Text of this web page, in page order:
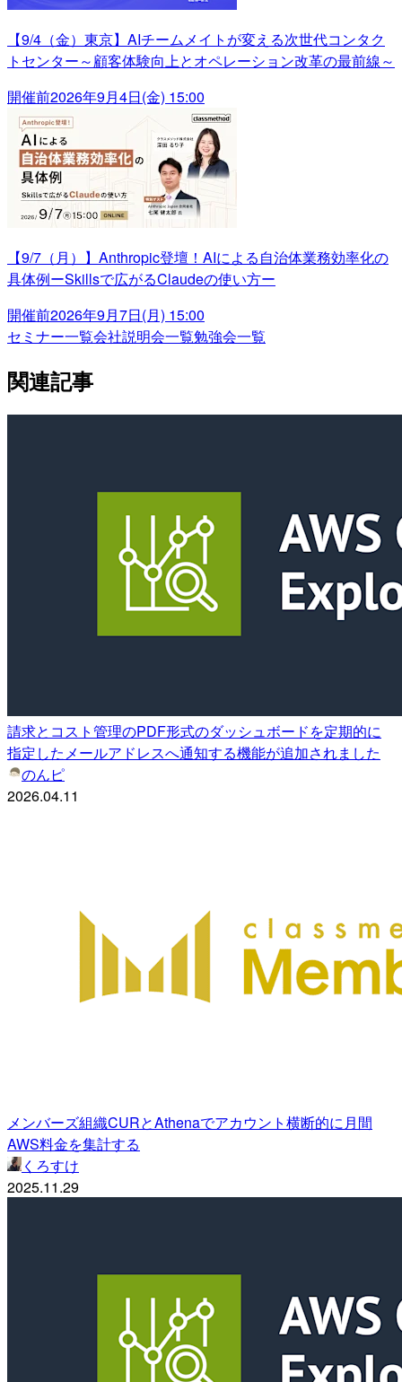
【9/4（金）東京】AIチームメイトが変える次世代コンタク
トセンター～顧客体験向上とオペレーション改革の最前線～
開催前2026年9月4日(金) 15:00
【9/7（月）】Anthropic登壇！AIによる自治体業務効率化の
具体例ーSkillsで広がるClaudeの使い方ー
開催前2026年9月7日(月) 15:00
セミナー一覧会社説明会一覧勉強会一覧
関連記事
請求とコスト管理のPDF形式のダッシュボードを定期的に
指定したメールアドレスへ通知する機能が追加されました
のんピ
2026.04.11
メンバーズ組織CURとAthenaでアカウント横断的に月間
AWS料金を集計する
くろすけ
2025.11.29